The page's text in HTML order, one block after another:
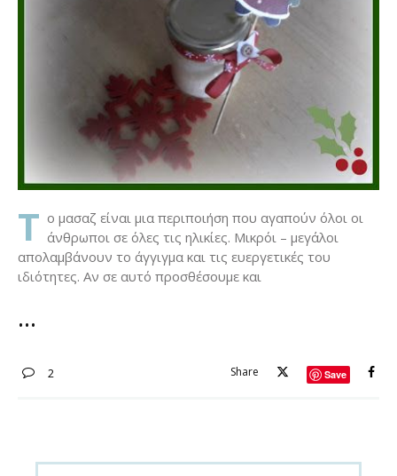
Τ ο μασαζ είναι μια περιποιήση που αγαπούν όλοι οι
άνθρωποι σε όλες τις ηλικίες. Μικρόι – μεγάλοι
απολαμβάνουν το άγγιγμα και τις ευεργετικές του
ιδιότητες. Αν σε αυτό προσθέσουμε και
2 Share Save